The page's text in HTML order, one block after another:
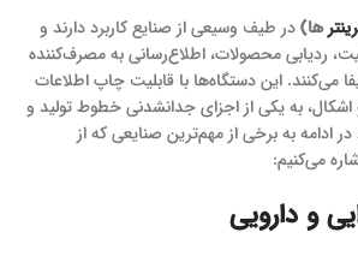
ها)در طیف وسیعی از صنایع کاربرد دارند و
ردیابی محصولات، اطلاع‌رسانی به مصرف‌کننده
می‌کنند. این دستگاه‌ها با قابلیت چاپ اطلاعات
به یکی از اجزای جدانشدنی خطوط تولید و
ادامه به برخی از مهم‌ترین صنایعی که از
می‌کنیم:
و دارویی